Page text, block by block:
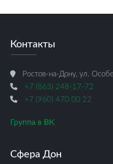
Контакты
Ростов-на-Дону, ул.
+7 (863) 248-17-72
+7 (960) 470 00 22
Группа в ВК
Сфера Дон